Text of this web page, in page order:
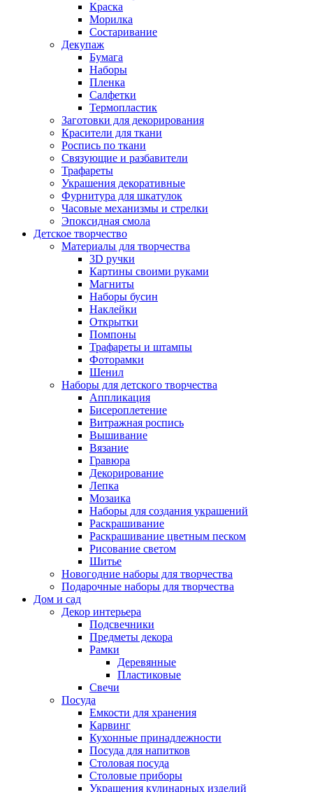
Краска
Морилка
Состаривание
Декупаж
Бумага
Наборы
Пленка
Салфетки
Термопластик
Заготовки для декорирования
Красители для ткани
Роспись по ткани
Связующие и разбавители
Трафареты
Украшения декоративные
Фурнитура для шкатулок
Часовые механизмы и стрелки
Эпоксидная смола
Детское творчество
Материалы для творчества
3D ручки
Картины своими руками
Магниты
Наборы бусин
Наклейки
Открытки
Помпоны
Трафареты и штампы
Фоторамки
Шенил
Наборы для детского творчества
Аппликация
Бисероплетение
Витражная роспись
Вышивание
Вязание
Гравюра
Декорирование
Лепка
Мозаика
Наборы для создания украшений
Раскрашивание
Раскрашивание цветным песком
Рисование светом
Шитье
Новогодние наборы для творчества
Подарочные наборы для творчества
Дом и сад
Декор интерьера
Подсвечники
Предметы декора
Рамки
Деревянные
Пластиковые
Свечи
Посуда
Емкости для хранения
Карвинг
Кухонные принадлежности
Посуда для напитков
Столовая посуда
Столовые приборы
Украшения кулинарных изделий